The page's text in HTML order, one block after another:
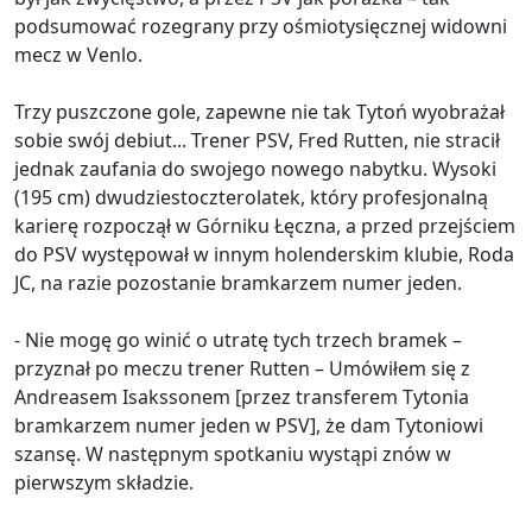
podsumować rozegrany przy ośmiotysięcznej widowni
mecz w Venlo.
Trzy puszczone gole, zapewne nie tak Tytoń wyobrażał
sobie swój debiut... Trener PSV, Fred Rutten, nie stracił
jednak zaufania do swojego nowego nabytku. Wysoki
(195 cm) dwudziestoczterolatek, który profesjonalną
karierę rozpoczął w Górniku Łęczna, a przed przejściem
do PSV występował w innym holenderskim klubie, Roda
JC, na razie pozostanie bramkarzem numer jeden.
- Nie mogę go winić o utratę tych trzech bramek –
przyznał po meczu trener Rutten – Umówiłem się z
Andreasem Isakssonem [przez transferem Tytonia
bramkarzem numer jeden w PSV], że dam Tytoniowi
szansę. W następnym spotkaniu wystąpi znów w
pierwszym składzie.